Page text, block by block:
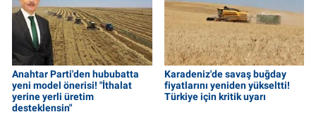
Anahtar Parti'den hububatta
yeni model önerisi! "İthalat
yerine yerli üretim
desteklensin"
Karadeniz'de savaş buğday
fiyatlarını yeniden yükseltti!
Türkiye için kritik uyarı